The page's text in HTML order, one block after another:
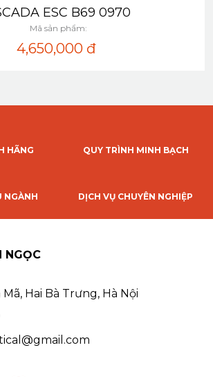
Xem nhanh
ESC B69 0970
Mã sản phẩm:
4,650,000 đ
HÃNG QUY TRÌNH MINH BẠCH
NGÀNH DỊCH VỤ CHUYÊN NGHIỆP
NGỌC
Mã, Hai Bà Trưng, Hà Nội